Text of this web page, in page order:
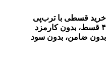
خرید قسطی با ترب‌پی
۴ قسط، بدون کارمزد
بدون ضامن، بدون سود